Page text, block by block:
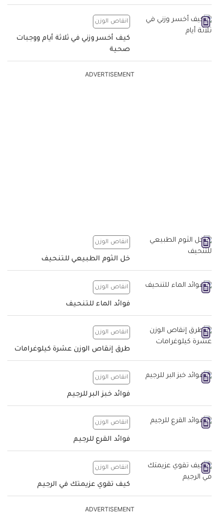
انقاص الوزن
كيف أخسر وزني في ثلاثة أيام ووجبات
صحية
ADVERTISEMENT
انقاص الوزن
خل الثوم الطبيعي للتنحيف
انقاص الوزن
فوائد الماء للتنحيف
انقاص الوزن
طرق إنقاص الوزن عشرة كيلوغرامات
انقاص الوزن
فوائد خبز البر للرجيم
انقاص الوزن
فوائد القرع للرجيم
انقاص الوزن
كيف تقوي عزيمتك في الرجيم
ADVERTISEMENT